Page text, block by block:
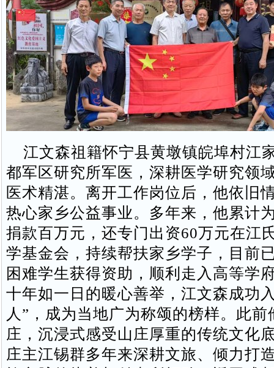
江文森祖籍怀宁县黄墩镇皖埠村江
都军区研究所军医，深耕医学研究领
医术精湛。离开工作岗位后，他依旧
热心家乡公益事业。多年来，他累计
捐款百万元，还专门出资60万元在江
学基金会，持续帮扶家乡学子，目前
困难学生获得资助，顺利走入高等学
十年如一日的暖心善举，江文森成功
人”，成为当地广为称颂的榜样。此
庄，沉浸式感受山庄厚重的传统文化
庄主江锡群多年来深耕文旅、倾力打